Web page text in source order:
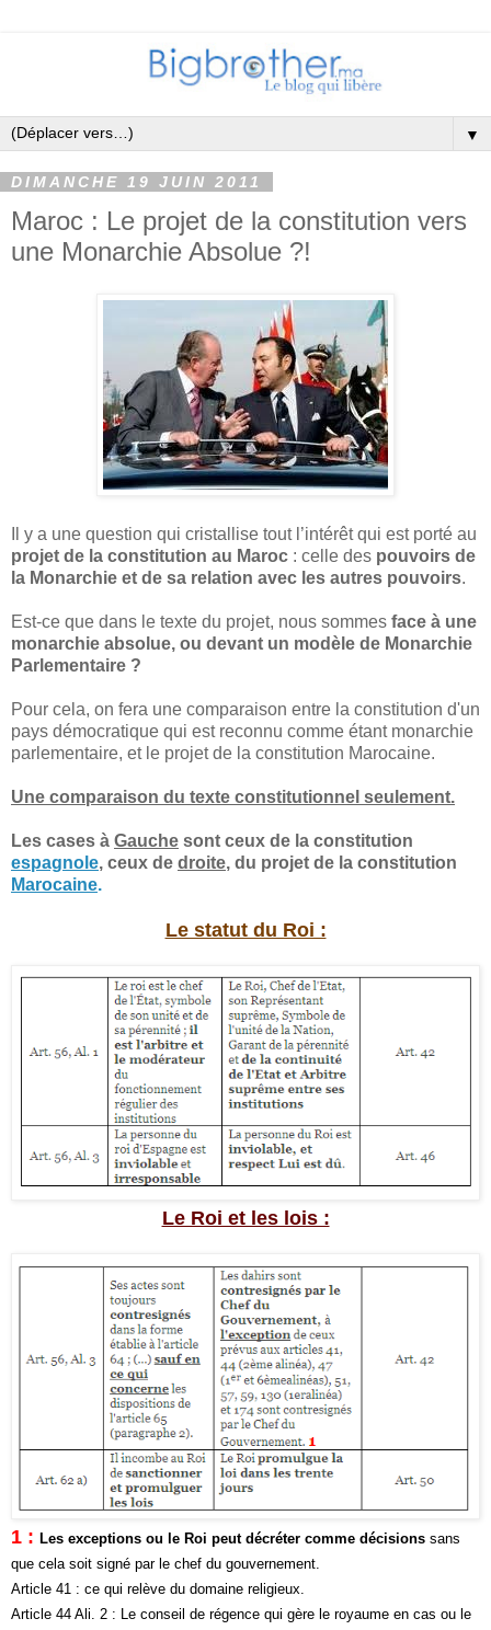
▼
DIMANCHE 19 JUIN 2011
Maroc : Le projet de la constitution vers
une Monarchie Absolue ?!
Il y a une question qui cristallise tout l’intérêt qui est porté au
projet de la constitution au Maroc : celle des pouvoirs de
la Monarchie et de sa relation avec les autres pouvoirs.
Est-ce que dans le texte du projet, nous sommes face à une
monarchie absolue, ou devant un modèle de Monarchie
Parlementaire ?
Pour cela, on fera une comparaison entre la constitution d'un
pays démocratique qui est reconnu comme étant monarchie
parlementaire, et le projet de la constitution Marocaine.
Une comparaison du texte constitutionnel seulement.
Les cases à Gauche sont ceux de la constitution
espagnole, ceux de droite, du projet de la constitution
Marocaine.
Le statut du Roi :
Le Roi et les lois :
1 : Les exceptions ou le Roi peut décréter comme décisions sans
que cela soit signé par le chef du gouvernement.
Article 41 : ce qui relève du domaine religieux.
Article 44 Ali. 2 : Le conseil de régence qui gère le royaume en cas ou le